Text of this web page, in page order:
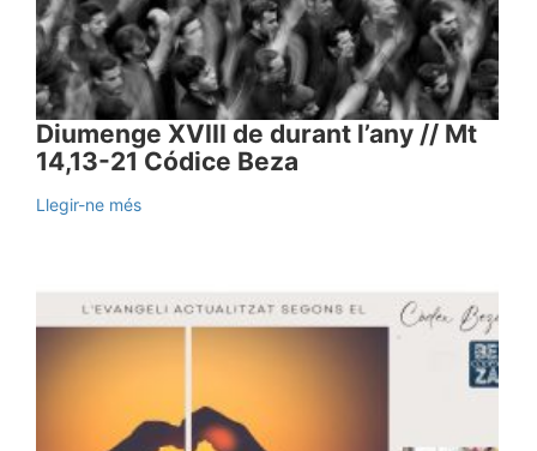
Diumenge XVIII de durant l’any // Mt
14,13-21 Códice Beza
Llegir-ne més